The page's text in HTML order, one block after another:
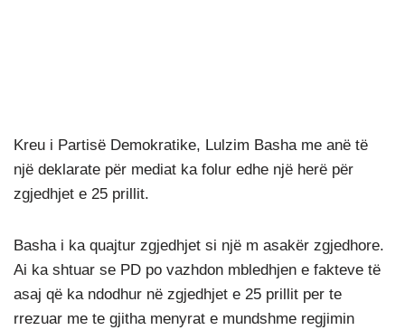
Kreu i Partisë Demokratike, Lulzim Basha me anë të
një deklarate për mediat ka folur edhe një herë për
zgjedhjet e 25 prillit.
Basha i ka quajtur zgjedhjet si një m asakër zgjedhore.
Ai ka shtuar se PD po vazhdon mbledhjen e fakteve të
asaj që ka ndodhur në zgjedhjet e 25 prillit per te
rrezuar me te gjitha menyrat e mundshme regjimin